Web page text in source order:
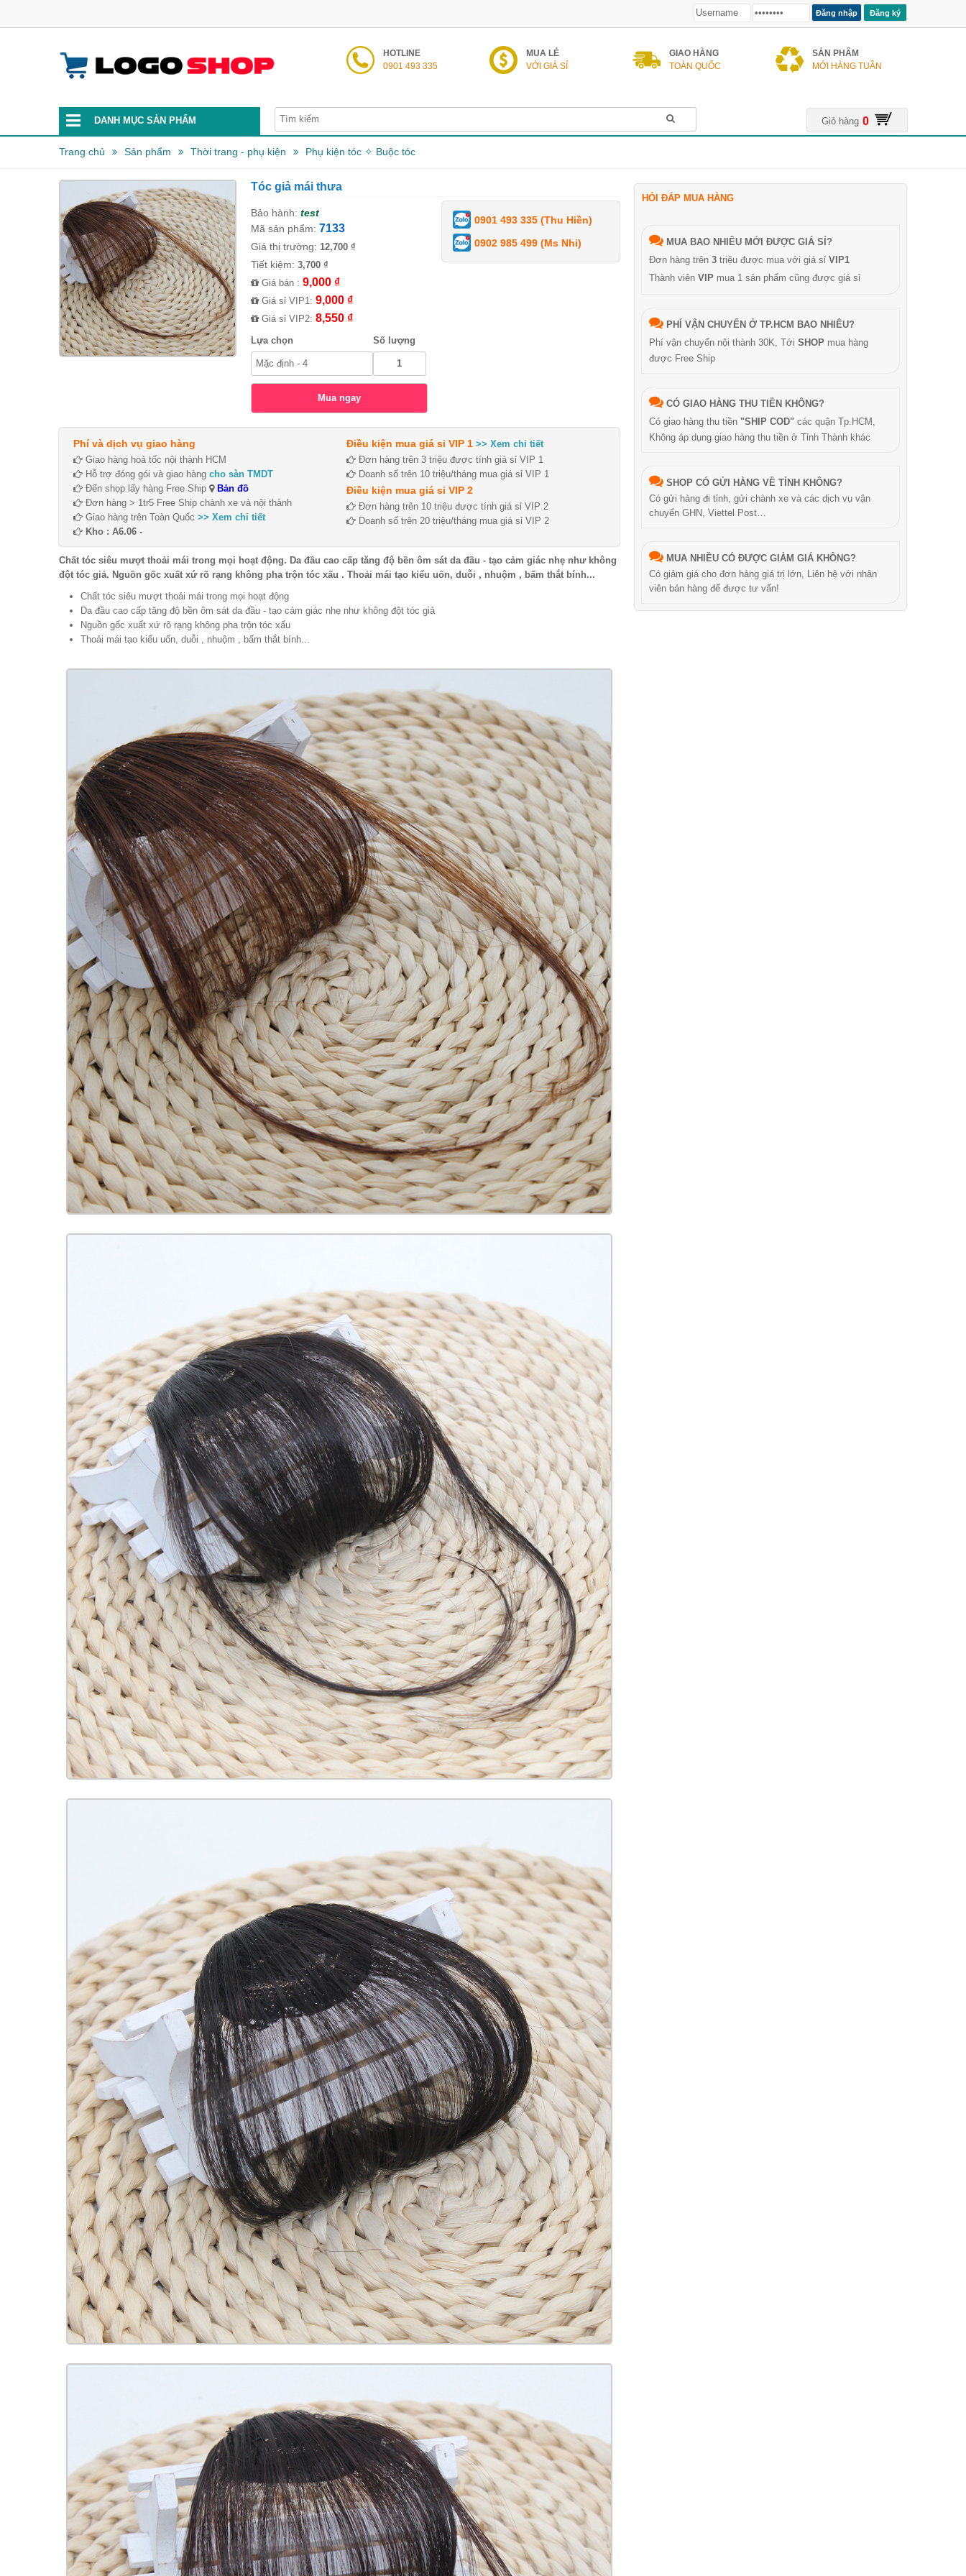
Đăng ký
HOTLINE
0901 493 335
MUA LẺ
VỚI GIÁ SỈ
GIAO HÀNG
TOÀN QUỐC
SẢN PHẨM
MỚI HÀNG TUẦN
Giỏ hàng 0
DANH MỤC SẢN PHẨM
Trang chủ Sản phẩm Thời trang - phụ kiện Phụ kiện tóc ✧ Buộc tóc
Tóc giả mái thưa
Bảo hành: test
Mã sản phẩm: 7133
Giá thị trường: 12,700 ₫
Tiết kiệm: 3,700 ₫
Giá bán : 9,000 ₫
Giá sỉ VIP1: 9,000 ₫
Giá sỉ VIP2: 8,550 ₫
Lựa chọn Số lượng
0901 493 335 (Thu Hiền)
0902 985 499 (Ms Nhi)
Phí và dịch vụ giao hàng
Giao hàng hoả tốc nội thành HCM
Hỗ trợ đóng gói và giao hàng cho sàn TMDT
Đến shop lấy hàng Free Ship
Bản đồ
Đơn hàng > 1tr5 Free Ship chành xe và nội thành
Giao hàng trên Toàn Quốc >> Xem chi tiết
Kho : A6.06 -
Điều kiện mua giá sỉ VIP 1 >> Xem chi tiết
Đơn hàng trên 3 triệu được tính giá sỉ VIP 1
Doanh số trên 10 triệu/tháng mua giá sỉ VIP 1
Điều kiện mua giá sỉ VIP 2
Đơn hàng trên 10 triệu được tính giá sỉ VIP 2
Doanh số trên 20 triệu/tháng mua giá sỉ VIP 2
Chất tóc siêu mượt thoải mái trong mọi hoạt động. Da đầu cao cấp tăng độ bền ôm sát da đầu - tạo cảm giác nhẹ như không
đột tóc giả. Nguồn gốc xuất xứ rõ rạng không pha trộn tóc xấu . Thoải mái tạo kiểu uốn, duỗi , nhuộm , bấm thắt bính...
Chất tóc siêu mượt thoải mái trong mọi hoạt động
Da đầu cao cấp tăng độ bền ôm sát da đầu - tạo cảm giác nhẹ như không đột tóc giả
Nguồn gốc xuất xứ rõ rạng không pha trộn tóc xấu
Thoải mái tạo kiểu uốn, duỗi , nhuộm , bấm thắt bính...
HỎI ĐÁP MUA HÀNG
MUA BAO NHIÊU MỚI ĐƯỢC GIÁ SỈ?
Đơn hàng trên 3 triệu được mua với giá sỉ VIP1
Thành viên VIP mua 1 sản phẩm cũng được giá sỉ
PHÍ VẬN CHUYỂN Ở TP.HCM BAO NHIÊU?
Phí vận chuyển nội thành 30K, Tới SHOP mua hàng
được Free Ship
CÓ GIAO HÀNG THU TIỀN KHÔNG?
Có giao hàng thu tiền "SHIP COD" các quận Tp.HCM,
Không áp dụng giao hàng thu tiền ở Tỉnh Thành khác
SHOP CÓ GỬI HÀNG VỀ TỈNH KHÔNG?
Có gửi hàng đi tỉnh, gửi chành xe và các dịch vụ vận
chuyển GHN, Viettel Post…
MUA NHIỀU CÓ ĐƯỢC GIẢM GIÁ KHÔNG?
Có giảm giá cho đơn hàng giá trị lớn, Liên hệ với nhân
viên bán hàng để được tư vấn!